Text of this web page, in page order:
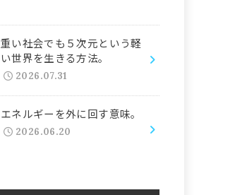
重い社会でも５次元という軽
い世界を生きる方法。
2026.07.31
エネルギーを外に回す意味。
2026.06.20